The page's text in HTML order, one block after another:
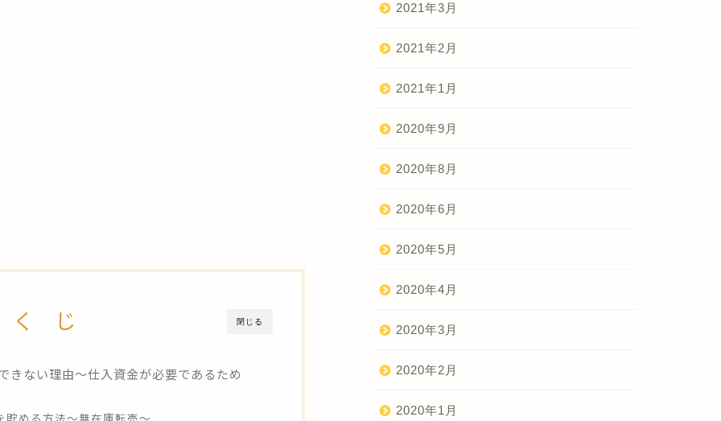
閉じる
く じ
きない理由～仕入資金が必要であるため
2021年3月
2021年2月
2021年1月
2020年9月
2020年8月
2020年6月
2020年5月
2020年4月
2020年3月
2020年2月
2020年1月